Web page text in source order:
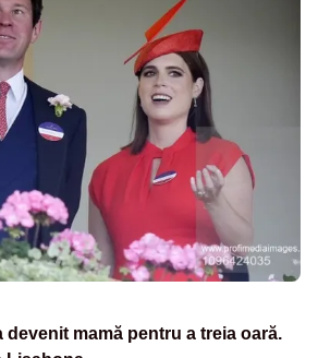
devenit mamă pentru a treia oară.